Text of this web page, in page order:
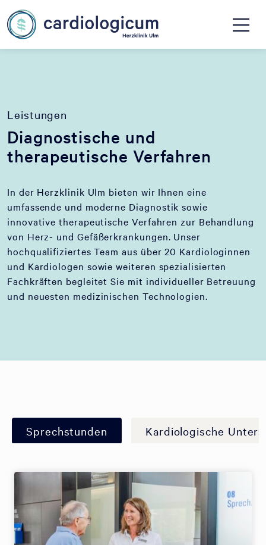
Leistungen
Diagnostische und
therapeutische Verfahren
In der Herzklinik Ulm bieten wir Ihnen eine
umfassende und moderne Diagnostik sowie
innovative therapeutische Verfahren zur Behandlung
von Herz- und Gefäßerkrankungen. Unser
hochqualifiziertes Team aus über 20 Kardiologinnen
und Kardiologen sowie weiteren spezialisierten
Fachkräften begleitet Sie mit individueller Betreuung
und neuesten medizinischen Technologien.
Sprechstunden Kardiologische